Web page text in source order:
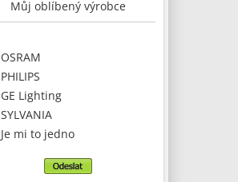
Můj oblíbený výrobce
OSRAM
PHILIPS
GE Lighting
SYLVANIA
Je mi to jedno